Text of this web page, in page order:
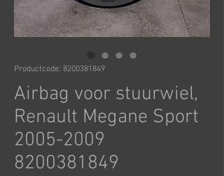
Productcode: 8200381849
Airbag voor stuurwiel,
Renault Megane Sport
2005-2009
8200381849